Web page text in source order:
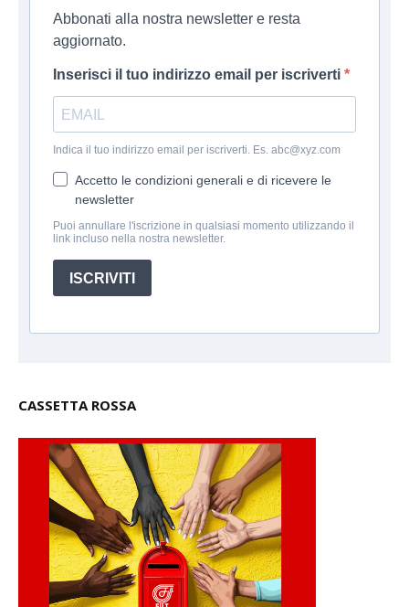
Abbonati alla nostra newsletter e resta
aggiornato.
Inserisci il tuo indirizzo email per iscriverti
Indica il tuo indirizzo email per iscriverti. Es. abc@xyz.com
Accetto le condizioni generali e di ricevere le
newsletter
Puoi annullare l'iscrizione in qualsiasi momento utilizzando il
link incluso nella nostra newsletter.
ISCRIVITI
CASSETTA ROSSA